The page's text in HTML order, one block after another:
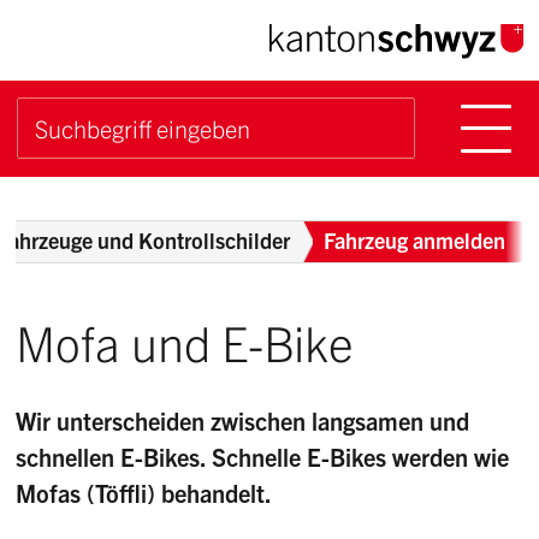
Navigieren im Kanton
Schnellnavigation
Suchbegriff
Breadcrumb
und Kontrollschilder Fahrzeug anmelden
Mofa und E-Bike
Wir unterscheiden zwischen langsamen und
schnellen E-Bikes. Schnelle E-Bikes werden wie
Mofas (Töffli) behandelt.